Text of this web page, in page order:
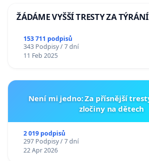
ŽÁDÁME VYŠŠÍ TRESTY ZA
153 711 podpisů
343 Podpisy / 7 dní
11 Feb 2025
Není mi jedno: Za přísnější
zločiny na dětech
2 019 podpisů
297 Podpisy / 7 dní
22 Apr 2026